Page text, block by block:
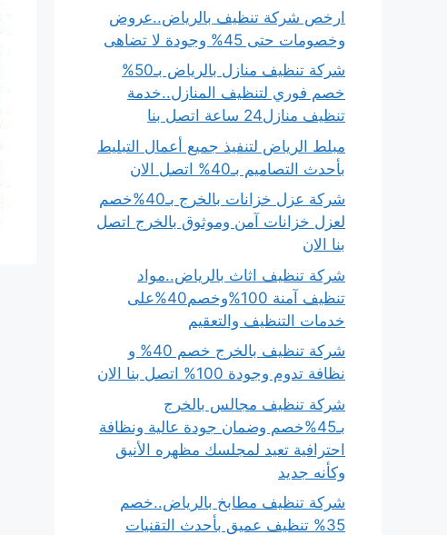
ارخص شركة تنظيف بالرياض..عروض
وخصومات حتى 45% وجودة لا تضاهى
شركة تنظيف منازل بالرياض بـ50%
خصم فوري لتنظيف المنازل..خدمة
تنظيف منازل24 ساعة اتصل بنا
مبلط الرياض لتنفيذ جميع أعمال التبليط
بأحدث التصاميم بـ40% اتصل الان
شركة عزل خزانات بالخرج بـ40%خصم
لعزل خزانات آمن وموثوق بالخرج اتصل
بنا الان
شركة تنظيف اثاث بالرياض..مواد
تنظيف آمنة 100%وخصم40%على
خدمات التنظيف والتعقيم
شركة تنظيف بالخرج خصم 40% و
نظافة تدوم وجودة 100% اتصل بنا الان
شركة تنظيف مجالس بالخرج
بـ45%خصم وضمان جودة عالية ونظافة
احترافية تعيد لمجلسك مظهره الأنيق
وكأنه جديد
شركة تنظيف مطابخ بالرياض..خصم
35% تنظيف عميق بأحدث التقنيات